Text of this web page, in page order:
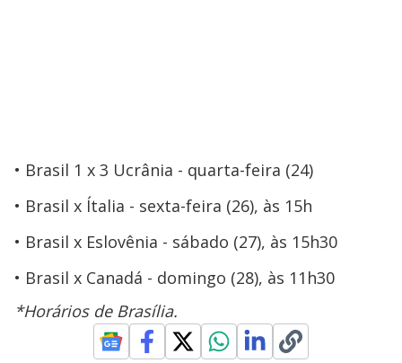
Brasil 1 x 3 Ucrânia - quarta-feira (24)
Brasil x Ítalia - sexta-feira (26), às 15h
Brasil x Eslovênia - sábado (27), às 15h30
Brasil x Canadá - domingo (28), às 11h30
*Horários de Brasília.